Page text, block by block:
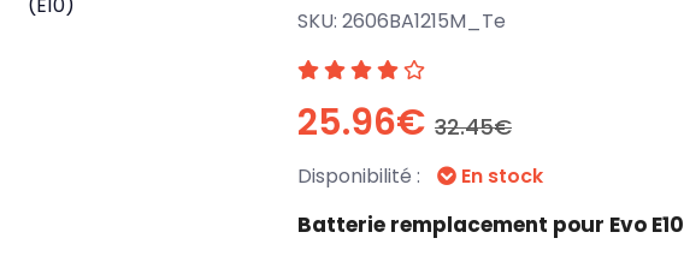
SKU: 2606BA1215M_Te
25.96€ 32.45€
Disponibilité : En stock
Batterie remplacement pour Evo E10